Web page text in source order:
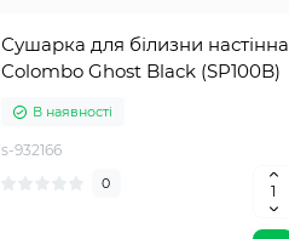
Сушарка для білизни настінна
Colombo Ghost Black (SP100B)
В наявності
s-932166
0